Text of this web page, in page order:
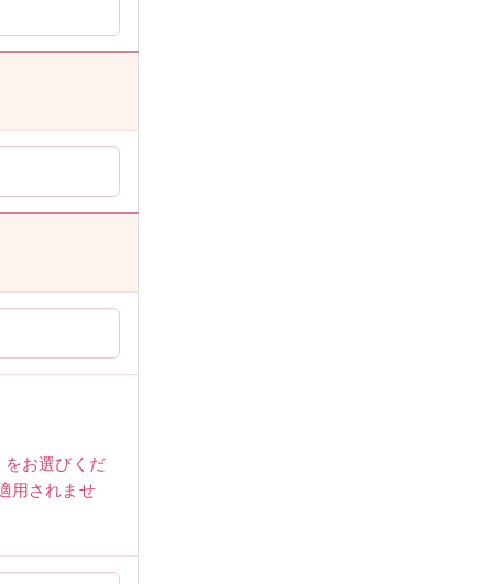
お選びくだ
用されませ
女性